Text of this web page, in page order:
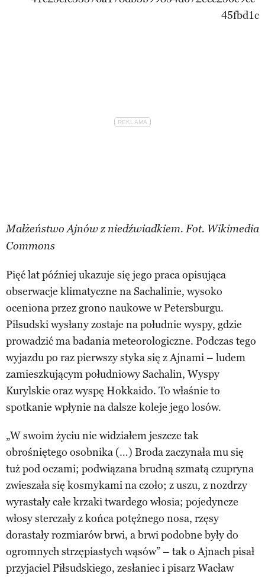
Małżeństwo Ajnów z niedźwiadkiem. Fot. Wikimedia
Commons
Pięć lat później ukazuje się jego praca opisująca
obserwacje klimatyczne na Sachalinie, wysoko
oceniona przez grono naukowe w Petersburgu.
Piłsudski wysłany zostaje na południe wyspy, gdzie
prowadzić ma badania meteorologiczne. Podczas tego
wyjazdu po raz pierwszy styka się z Ajnami – ludem
zamieszkującym południowy Sachalin, Wyspy
Kurylskie oraz wyspę Hokkaido. To właśnie to
spotkanie wpłynie na dalsze koleje jego losów.
„W swoim życiu nie widziałem jeszcze tak
obrośniętego osobnika (…) Broda zaczynała mu się
tuż pod oczami; podwiązana brudną szmatą czupryna
zwieszała się kosmykami na czoło; z uszu, z nozdrzy
wyrastały całe krzaki twardego włosia; pojedyncze
włosy sterczały z końca potężnego nosa, rzęsy
dorastały rozmiarów brwi, a brwi podobne były do
ogromnych strzępiastych wąsów” – tak o Ajnach pisał
przyjaciel Piłsudskiego, zesłaniec i pisarz Wacław